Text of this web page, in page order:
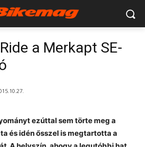
a Merkapt SE-
ezúttal sem törte meg a
és idén ősszel is megtartotta a